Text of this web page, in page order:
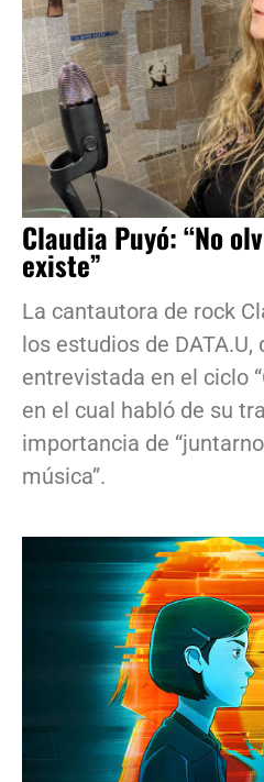
Claudia Puyó: “No
existe”
La cantautora de rock
los estudios de DATA.U,
entrevistada en el ciclo
en el cual habló de su
importancia de
música”.